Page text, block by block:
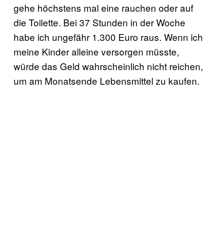
gehe höchstens mal eine rauchen oder auf
die Toilette. Bei 37 Stunden in der Woche
habe ich ungefähr 1.300 Euro raus. Wenn ich
meine Kinder alleine versorgen müsste,
würde das Geld wahrscheinlich nicht reichen,
um am Monatsende Lebensmittel zu kaufen.